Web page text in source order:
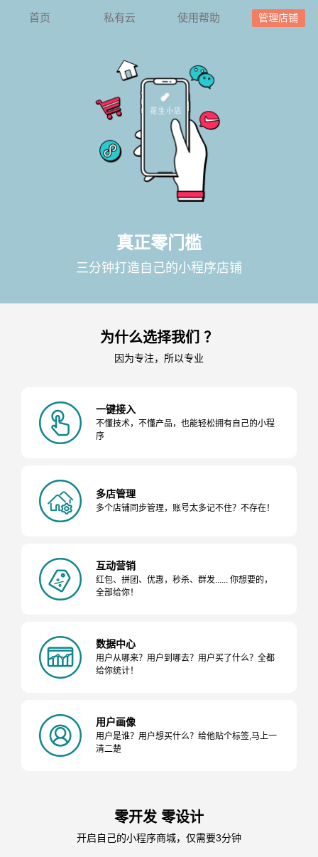
首页 私有云 使用帮助 管理店铺
真正零门槛
三分钟打造自己的小程序店铺
为什么选择我们 ？
因为专注，所以专业
一键接入
不懂技术，不懂产品，也能轻松拥有自己的小程
序
多店管理
多个店铺同步管理，账号太多记不住？不存在！
互动营销
红包、拼团、优惠，秒杀、群发...... 你想要的，
全部给你！
数据中心
用户从哪来？用户到哪去？用户买了什么？全都
给你统计！
用户画像
用户是谁？用户想买什么？给他贴个标签,马上一
清二楚
零开发 零设计
开启自己的小程序商城，仅需要3分钟